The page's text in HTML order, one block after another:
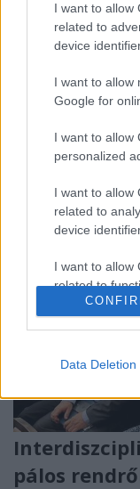
I want to allow
related to
device
I want to allow
Google for
I want to allow
personalized
I want to allow
related to
device
I want to allow
related to
I want to allow
related to
functionality
user
Data Deletion
Ebben az
Könyvtár
válogatunk, és
dokumentumot
első részében
Szekrénymesék
István, az
pálos